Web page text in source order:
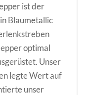
ist der
Blaumetallic
optimal
Unser
legte Wert auf
unser